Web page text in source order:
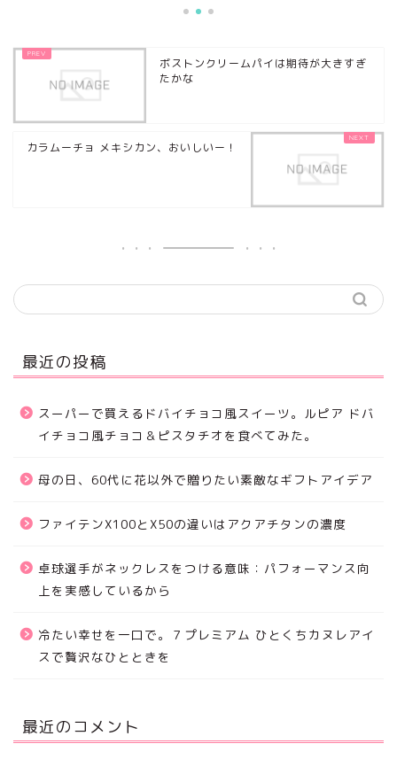
ボストンクリームパイは期待が大きすぎ
たかな
カラムーチョ メキシカン、おいしいー！
最近の投稿
スーパーで買えるドバイチョコ風スイーツ。ルピア ドバ
イチョコ風チョコ＆ピスタチオを食べてみた。
母の日、60代に花以外で贈りたい素敵なギフトアイデア
ファイテンX100とX50の違いはアクアチタンの濃度
卓球選手がネックレスをつける意味：パフォーマンス向
上を実感しているから
冷たい幸せを一口で。７プレミアム ひとくちカヌレアイ
スで贅沢なひとときを
最近のコメント